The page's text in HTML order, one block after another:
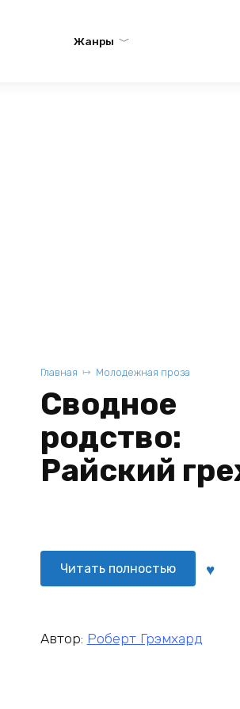
Жанры
Главная Молодежная проза
Сводное
родство:
Райский
Читать полностью
Автор: Роберт Грэмхард